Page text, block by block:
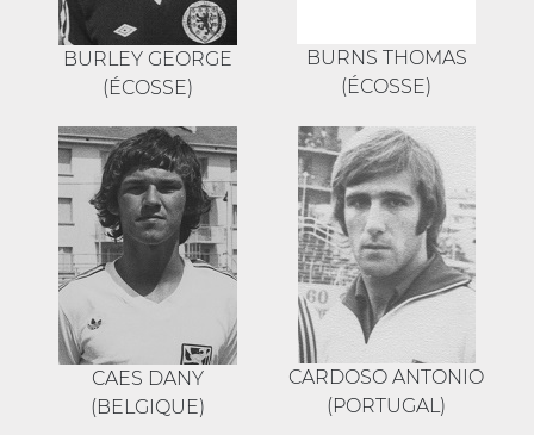
BURLEY GEORGE
(ÉCOSSE)
BURNS THOMAS
(ÉCOSSE)
CAES DANY
(BELGIQUE)
CARDOSO ANTONIO
(PORTUGAL)